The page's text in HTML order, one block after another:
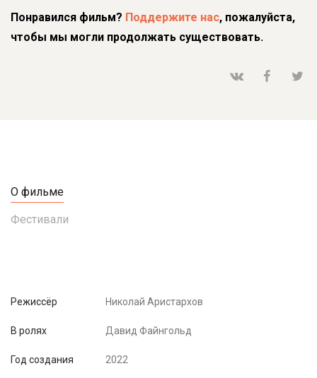
Понравился фильм? Поддержите нас, пожалуйста,
чтобы мы могли продолжать существовать.
О фильме
Фестивали
Режиссёр Николай Аристархов
В ролях Давид Файнгольд
Год создания 2022